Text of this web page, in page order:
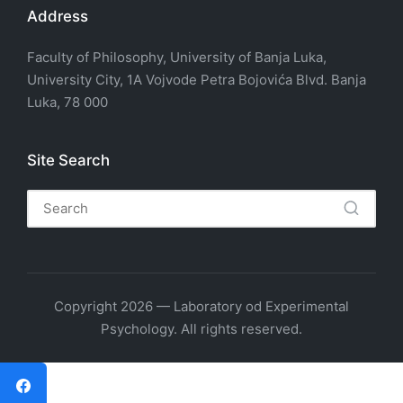
Address
Faculty of Philosophy, University of Banja Luka,
University City, 1A Vojvode Petra Bojovića Blvd. Banja
Luka, 78 000
Site Search
Copyright 2026 — Laboratory od Experimental
Psychology. All rights reserved.